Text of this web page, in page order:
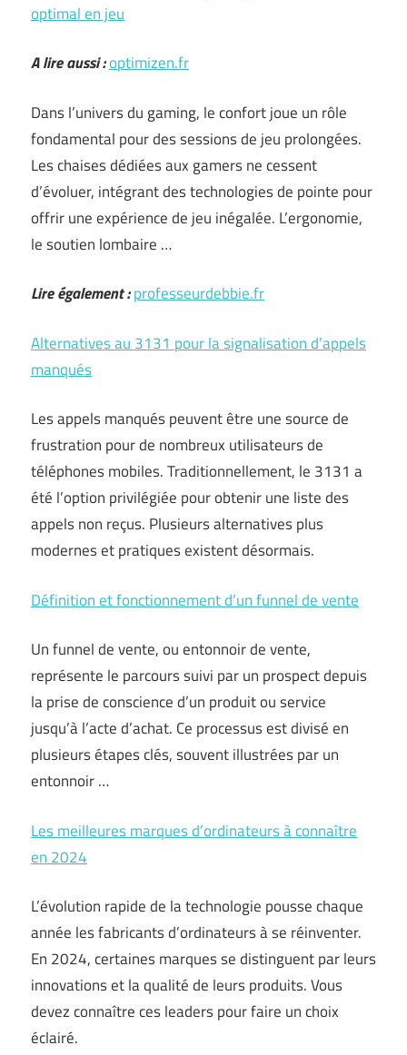
optimal en jeu
A lire aussi :optimizen.fr
Dans l’univers du gaming, le confort joue un rôle
fondamental pour des sessions de jeu prolongées.
Les chaises dédiées aux gamers ne cessent
d’évoluer, intégrant des technologies de pointe pour
offrir une expérience de jeu inégalée. L’ergonomie,
le soutien lombaire …
Lire également :professeurdebbie.fr
Alternatives au 3131 pour la signalisation d’appels
manqués
Les appels manqués peuvent être une source de
frustration pour de nombreux utilisateurs de
téléphones mobiles. Traditionnellement, le 3131 a
été l’option privilégiée pour obtenir une liste des
appels non reçus. Plusieurs alternatives plus
modernes et pratiques existent désormais.
Définition et fonctionnement d’un funnel de vente
Un funnel de vente, ou entonnoir de vente,
représente le parcours suivi par un prospect depuis
la prise de conscience d’un produit ou service
jusqu’à l’acte d’achat. Ce processus est divisé en
plusieurs étapes clés, souvent illustrées par un
entonnoir …
Les meilleures marques d’ordinateurs à connaître
en 2024
L’évolution rapide de la technologie pousse chaque
année les fabricants d’ordinateurs à se réinventer.
En 2024, certaines marques se distinguent par leurs
innovations et la qualité de leurs produits. Vous
devez connaître ces leaders pour faire un choix
éclairé.